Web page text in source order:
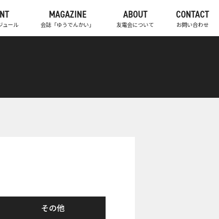
ュール
MAGAZINE
会誌「ゆうでんかい」
ABOUT
友電会について
CONTACT
お問い合わせ
その他